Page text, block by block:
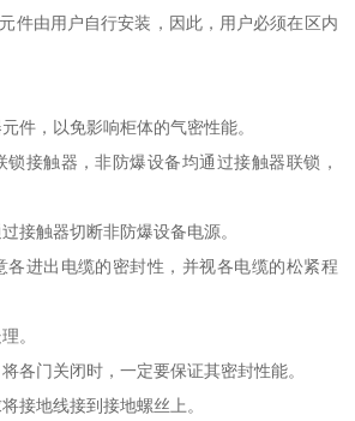
件由用户自行安装，因此，用户必须在区内
件，以免影响柜体的气密性能。
接触器，非防爆设备均通过接触器联锁，
接触器切断非防爆设备电源。
各进出电缆的密封性，并视各电缆的松紧程
。
各门关闭时，一定要保证其密封性能。
接地线接到接地螺丝上。